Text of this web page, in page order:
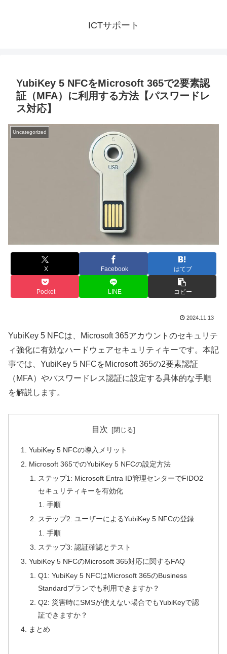
ICTサポート
YubiKey 5 NFCをMicrosoft 365で2要素認
証（MFA）に利用する方法【パスワードレ
ス対応】
Uncategorized
X Facebook はてブ
Pocket LINE コピー
2024.11.13
YubiKey 5 NFCは、Microsoft 365アカウントのセキュリテ
ィ強化に有効なハードウェアセキュリティキーです。本記
事では、YubiKey 5 NFCをMicrosoft 365の2要素認証
（MFA）やパスワードレス認証に設定する具体的な手順
を解説します。
目次
YubiKey 5 NFCの導入メリット
Microsoft 365でのYubiKey 5 NFCの設定方法
ステップ1: Microsoft Entra ID管理センターでFIDO2
セキュリティキーを有効化
手順
ステップ2: ユーザーによるYubiKey 5 NFCの登録
手順
ステップ3: 認証確認とテスト
YubiKey 5 NFCのMicrosoft 365対応に関するFAQ
Q1: YubiKey 5 NFCはMicrosoft 365のBusiness
Standardプランでも利用できますか？
Q2: 災害時にSMSが使えない場合でもYubiKeyで認
証できますか？
まとめ